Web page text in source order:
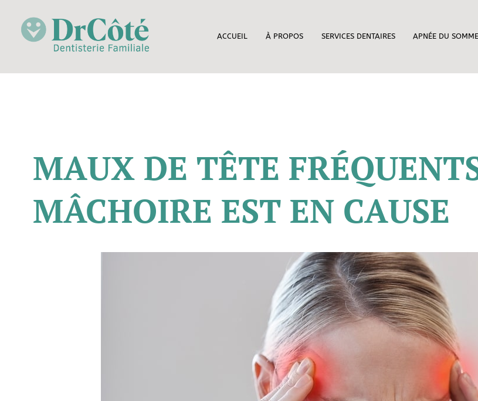
ACCUEIL À PROPOS SERVICES DENTAIRES APNÉE DU
MAUX DE TÊTE
MÂCHOIRE EST EN CAUSE